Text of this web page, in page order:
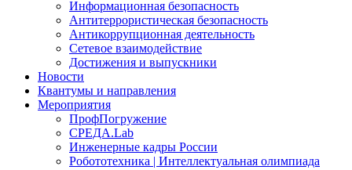
Информационная безопасность
Антитеррористическая безопасность
Антикоррупционная деятельность
Сетевое взаимодействие
Достижения и выпускники
Новости
Квантумы и направления
Мероприятия
ПрофПогружение
СРЕДА.Lab
Инженерные кадры России
Робототехника | Интеллектуальная олимпиада